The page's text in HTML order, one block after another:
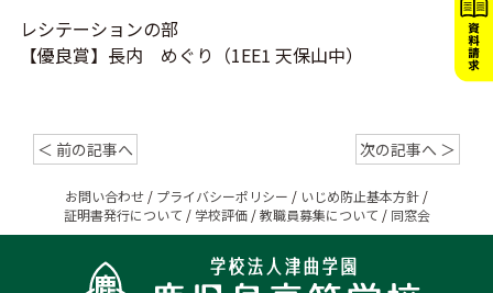
レシテーションの部
【優良賞】長内 めぐり （1EE1 天保山中）
＜ 前の記事へ 次の記事へ ＞
お問い合わせ / プライバシーポリシー / いじめ防止基本方針 /
証明書発行について / 学校評価/教職員募集について / 同窓会